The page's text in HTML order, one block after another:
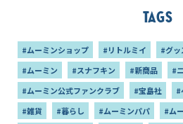
Tags
#ムーミンショップ #リトルミイ #グッ
#ムーミン
#スナフキン #新商品
#
#ムーミン公式ファンクラブ
#宝島社 #
#雑貨
#暮らし #ムーミンパパ #ム